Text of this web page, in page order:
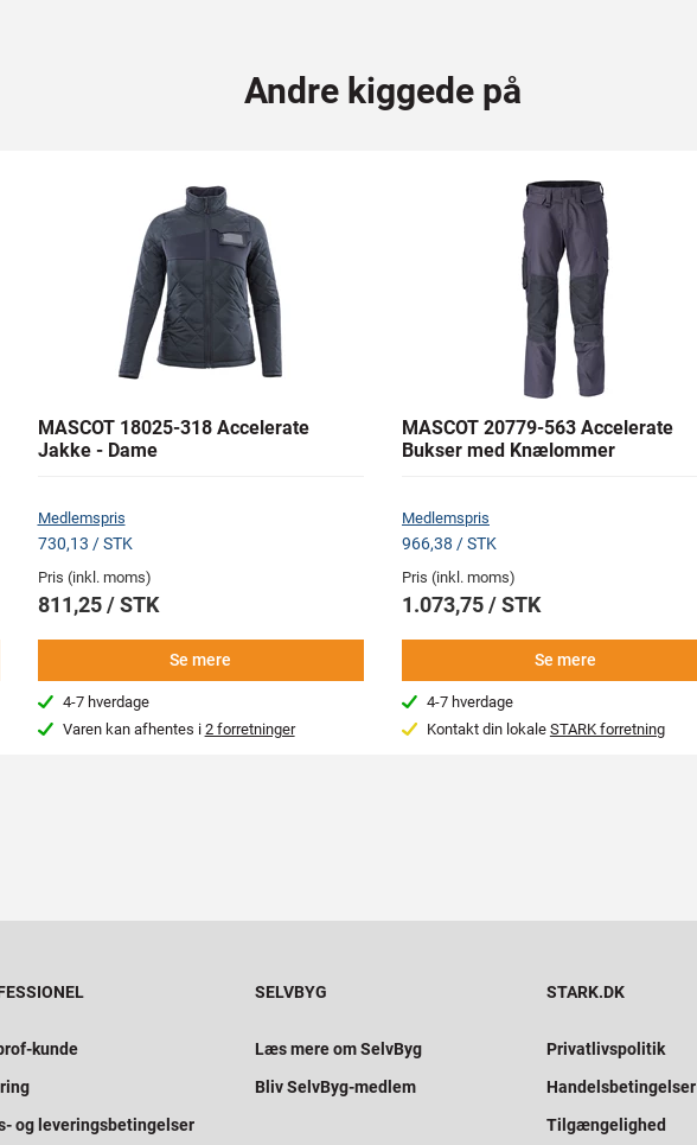
Andre kiggede på
MASCOT 18025-318 Accelerate
Jakke - Dame
Medlemspris
730,13 / STK
Pris (inkl. moms)
811,25 / STK
Se mere
4-7 hverdage
Varen kan afhentes i 2 forretninger
MASCOT 20779-563 Accelerate
Bukser med Knælommer
Medlemspris
966,38 / STK
Pris (inkl. moms)
1.073,75 / STK
Se mere
4-7 hverdage
Kontakt din lokale STARK forretning
kunde
og leveringsbetingelser
SELVBYG
Læs mere om SelvByg
Bliv SelvByg-medlem
STARK.DK
Privatlivspolitik
Handelsbetingelser
Tilgængelighed